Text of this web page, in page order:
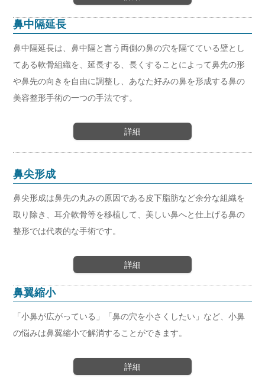
鼻中隔延長
鼻中隔延長は、鼻中隔と言う両側の鼻の穴を隔てている壁とし
てある軟骨組織を、延長する、長くすることによって鼻先の形
や鼻先の向きを自由に調整し、あなた好みの鼻を形成する鼻の
美容整形手術の一つの手法です。
詳細
鼻尖形成
鼻尖形成は鼻先の丸みの原因である皮下脂肪など余分な組織を
取り除き、耳介軟骨等を移植して、美しい鼻へと仕上げる鼻の
整形では代表的な手術です。
詳細
鼻翼縮小
「小鼻が広がっている」「鼻の穴を小さくしたい」など、小鼻
の悩みは鼻翼縮小で解消することができます。
詳細